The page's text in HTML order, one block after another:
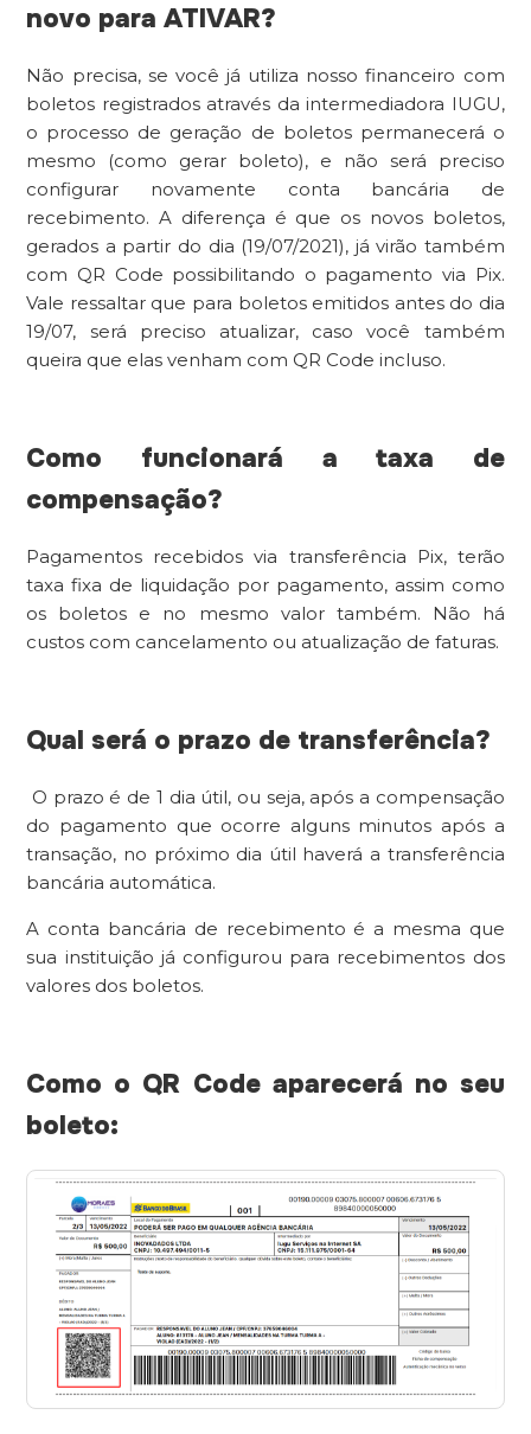
novo para ATIVAR?
Não precisa, se você já utiliza nosso financeiro com
boletos registrados através da intermediadora IUGU,
o processo de geração de boletos permanecerá o
mesmo (como gerar boleto), e não será preciso
configurar novamente conta bancária de
recebimento. A diferença é que os novos boletos,
gerados a partir do dia (19/07/2021), já virão também
com QR Code possibilitando o pagamento via Pix.
Vale ressaltar que para boletos emitidos antes do dia
19/07, será preciso atualizar, caso você também
queira que elas venham com QR Code incluso.
Como funcionará a taxa de
compensação?
Pagamentos recebidos via transferência Pix, terão
taxa fixa de liquidação por pagamento, assim como
os boletos e no mesmo valor também. Não há
custos com cancelamento ou atualização de faturas.
Qual será o prazo de transferência?
O prazo é de 1 dia útil, ou seja, após a compensação
do pagamento que ocorre alguns minutos após a
transação, no próximo dia útil haverá a transferência
bancária automática.
A conta bancária de recebimento é a mesma que
sua instituição já configurou para recebimentos dos
valores dos boletos.
Como o QR Code aparecerá no seu
boleto: